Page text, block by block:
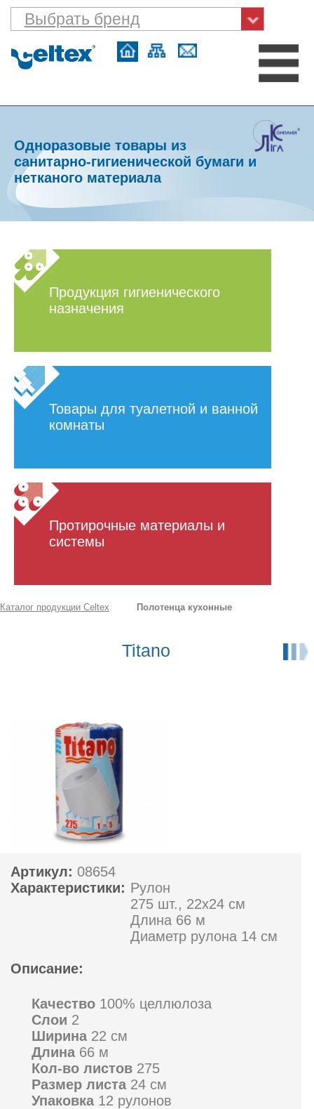
Выбрать бренд
Одноразовые товары из
санитарно-гигиенической бумаги и
нетканого материала
Продукция гигиенического
назначения
Товары для туалетной и ванной
комнаты
Протирочные материалы и
системы
Каталог продукции Celtex Полотенца кухонные
Titano
Артикул: 08654
Характеристики: Рулон
275 шт., 22х24 см
Длина 66 м
Диаметр рулона 14 см
Описание:
Качество 100% целлюлоза
Слои 2
Ширина22 см
Длина66 м
Кол-во листов 275
Размер листа24 см
Упаковка12 рулонов